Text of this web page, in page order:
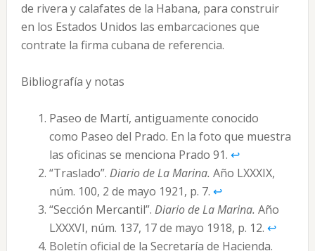
de rivera y calafates de la Habana, para construir
en los Estados Unidos las embarcaciones que
contrate la firma cubana de referencia.
Bibliografía y notas
Paseo de Martí, antiguamente conocido
como Paseo del Prado. En la foto que muestra
las oficinas se menciona Prado 91. ↩︎
“Traslado”. Diario de La Marina. Año LXXXIX,
núm. 100, 2 de mayo 1921, p. 7. ↩︎
“Sección Mercantil”. Diario de La Marina. Año
LXXXVI, núm. 137, 17 de mayo 1918, p. 12. ↩︎
Boletín oficial de la Secretaría de Hacienda.